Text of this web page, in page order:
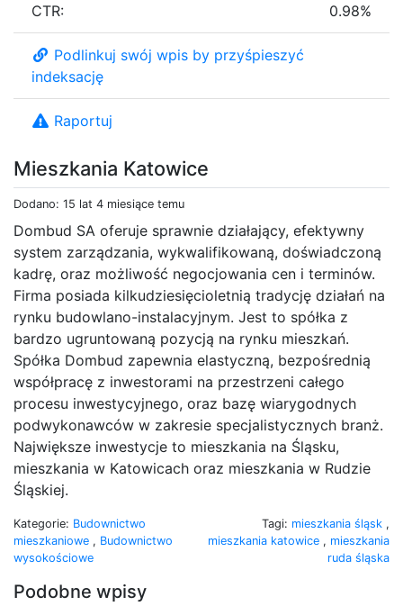
Mieszkania Katowice
Dodano: 15 lat 4 miesiące temu
Dombud SA oferuje sprawnie działający, efektywny
system zarządzania, wykwalifikowaną, doświadczoną
kadrę, oraz możliwość negocjowania cen i terminów.
Firma posiada kilkudziesięcioletnią tradycję działań na
rynku budowlano-instalacyjnym. Jest to spółka z
bardzo ugruntowaną pozycją na rynku mieszkań.
Spółka Dombud zapewnia elastyczną, bezpośrednią
współpracę z inwestorami na przestrzeni całego
procesu inwestycyjnego, oraz bazę wiarygodnych
podwykonawców w zakresie specjalistycznych branż.
Największe inwestycje to mieszkania na Śląsku,
mieszkania w Katowicach oraz mieszkania w Rudzie
Śląskiej.
Kategorie: Budownictwo
mieszkaniowe , Budownictwo
wysokościowe
Tagi: mieszkania śląsk ,
mieszkania katowice , mieszkania
ruda śląska
Podobne wpisy
CTR: 0.98%
Podlinkuj swój wpis by przyśpieszyć
indeksację
Raportuj